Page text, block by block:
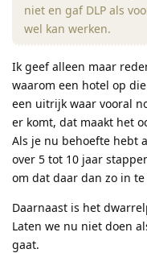
niet en gaf DLP als
wel kan werken.
Ik geef alleen maar
waarom een hotel op
een uitrijk waar vooral
er komt, dat maakt het
Als je nu behoefte hebt
over 5 tot 10 jaar
om dat daar dan zo in
Daarnaast is het
Laten we nu niet doen
gaat.